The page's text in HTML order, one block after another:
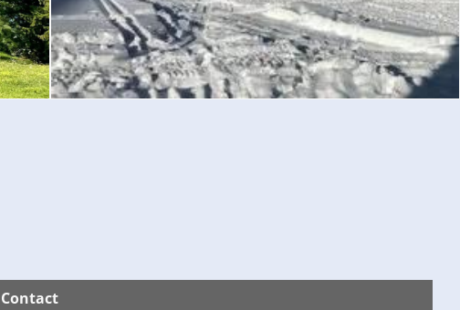
Contact